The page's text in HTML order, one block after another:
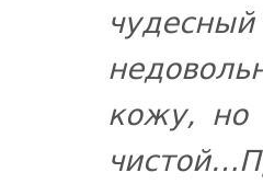
кожу, но